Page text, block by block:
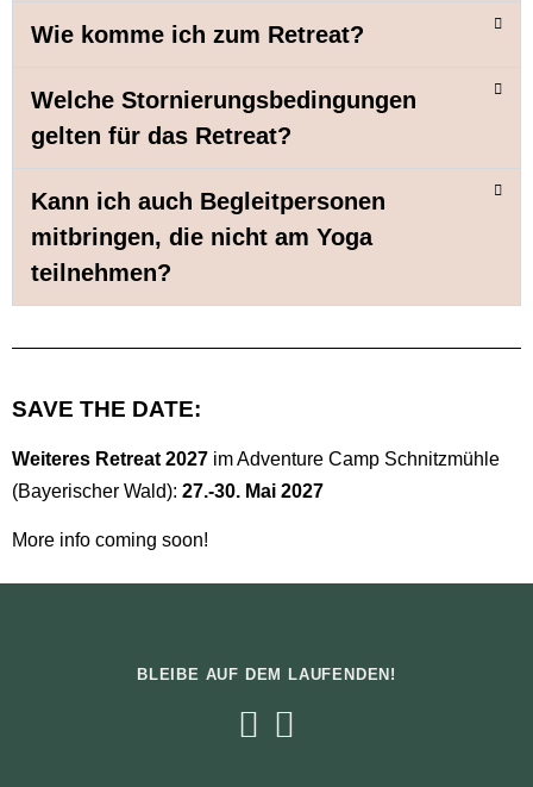
Wie komme ich zum Retreat?
Welche Stornierungsbedingungen
gelten für das Retreat?
Kann ich auch Begleitpersonen
mitbringen, die nicht am Yoga
teilnehmen?
SAVE THE DATE:
Weiteres Retreat 2027 im Adventure Camp Schnitzmühle
(Bayerischer Wald): 27.-30. Mai 2027
More info coming soon!
BLEIBE AUF DEM LAUFENDEN!